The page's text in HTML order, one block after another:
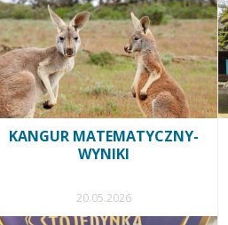
KANGUR MATEMATYCZNY-
WYNIKI
20.05.2026